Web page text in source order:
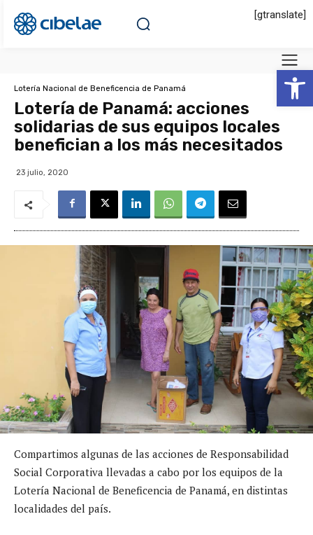
Abrir
[gtranslate]
Lotería Nacional de Beneficencia de Panamá
Lotería de Panamá: acciones
solidarias de sus equipos locales
benefician a los más necesitados
23 julio, 2020
Compartimos algunas de las acciones de Responsabilidad
Social Corporativa llevadas a cabo por los equipos de la
Lotería Nacional de Beneficencia de Panamá, en distintas
localidades del país.